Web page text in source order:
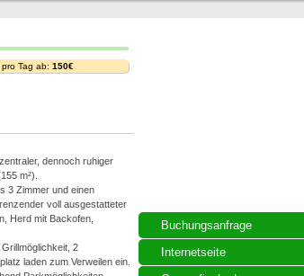
Buchungsanfrage
Internetseite
Tag ab: 150€
dennoch ruhiger
m²).
3 Zimmer und einen
voll ausgestatteter
Herd mit Backofen,
2
laden zum Verweilen ein.